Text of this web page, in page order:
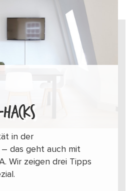
in der
das geht auch mit
Wir zeigen drei Tipps